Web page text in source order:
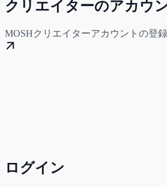
クリエイターのアカウ
MOSHクリエイターアカウントの登
ログイン